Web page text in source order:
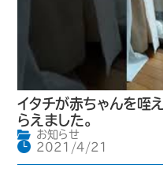
イタチが赤ちゃんを咥
らえました。
お知らせ
2021/4/21